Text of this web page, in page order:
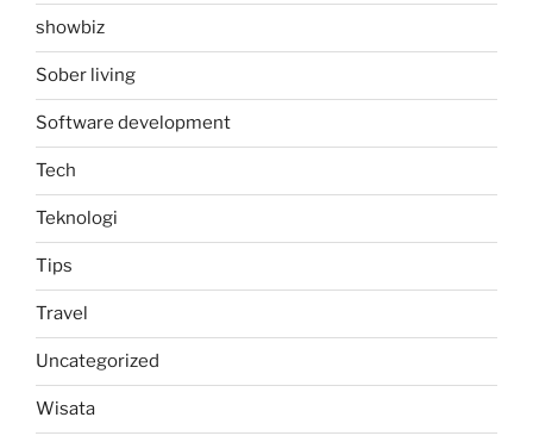
showbiz
Sober living
Software development
Tech
Teknologi
Tips
Travel
Uncategorized
Wisata